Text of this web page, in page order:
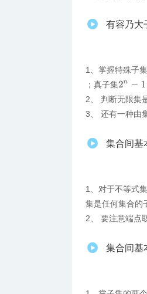
有容乃大
1、掌握特殊子
；真子集2n −1
2、 判断无限集
3、 还有一种由
集合间基
1、对于不等式
集是任何集合的
2、 要注意端点
集合间基